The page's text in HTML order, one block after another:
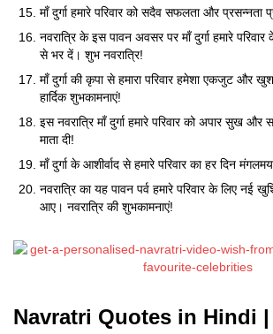
माँ दुर्गा हमारे परिवार को सदैव सफलता और प्रसन्नता
नवरात्रि के इस पावन अवसर पर माँ दुर्गा हमारे
से भर दें। शुभ नवरात्रि!
माँ दुर्गा की कृपा से हमारा परिवार हमेशा एकजुट और
हार्दिक शुभकामनाएं!
इस नवरात्रि माँ दुर्गा हमारे परिवार को अपार सुख और
माता दी!
माँ दुर्गा के आशीर्वाद से हमारे परिवार का हर दिन
नवरात्रि का यह पावन पर्व हमारे परिवार के लिए
आए। नवरात्रि की शुभकामनाएं!
Navratri Quotes in Hindi |